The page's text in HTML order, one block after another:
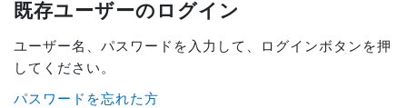
既存ユーザーのログイン
ユーザー名、パスワードを入力して、ログインボタンを押
してください。
パスワードを忘れた方